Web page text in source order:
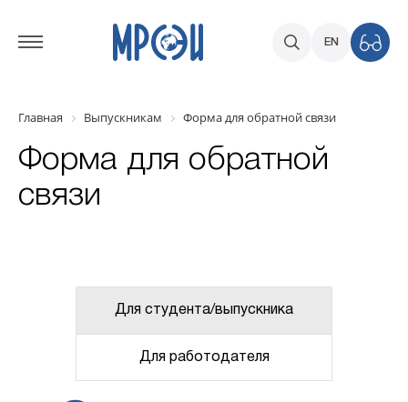
EN
Главная Выпускникам Форма для обратной связи
Форма для обратной
связи
Для студента/выпускника
Для работодателя